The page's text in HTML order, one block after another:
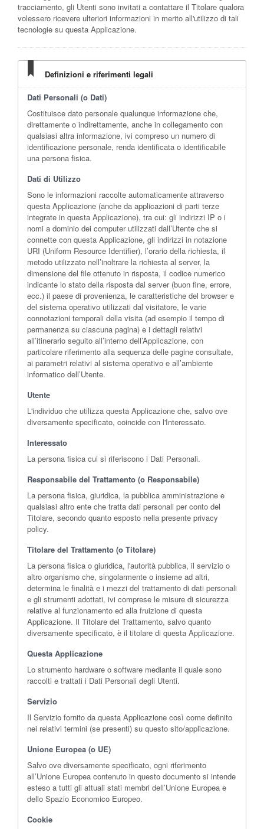
tracciamento, gli Utenti sono invitati a contattare il Titolare qualora
volessero ricevere ulteriori informazioni in merito all'utilizzo di tali
tecnologie su questa Applicazione.
Definizioni e riferimenti legali
Dati Personali (o Dati)
Costituisce dato personale qualunque informazione che,
direttamente o indirettamente, anche in collegamento con
qualsiasi altra informazione, ivi compreso un numero di
identificazione personale, renda identificata o identificabile
una persona fisica.
Dati di Utilizzo
Sono le informazioni raccolte automaticamente attraverso
questa Applicazione (anche da applicazioni di parti terze
integrate in questa Applicazione), tra cui: gli indirizzi IP o i
nomi a dominio dei computer utilizzati dall’Utente che si
connette con questa Applicazione, gli indirizzi in notazione
URI (Uniform Resource Identifier), l’orario della richiesta, il
metodo utilizzato nell’inoltrare la richiesta al server, la
dimensione del file ottenuto in risposta, il codice numerico
indicante lo stato della risposta dal server (buon fine, errore,
ecc.) il paese di provenienza, le caratteristiche del browser e
del sistema operativo utilizzati dal visitatore, le varie
connotazioni temporali della visita (ad esempio il tempo di
permanenza su ciascuna pagina) e i dettagli relativi
all’itinerario seguito all’interno dell’Applicazione, con
particolare riferimento alla sequenza delle pagine consultate,
ai parametri relativi al sistema operativo e all’ambiente
informatico dell’Utente.
Utente
L'individuo che utilizza questa Applicazione che, salvo ove
diversamente specificato, coincide con l'Interessato.
Interessato
La persona fisica cui si riferiscono i Dati Personali.
Responsabile del Trattamento (o Responsabile)
La persona fisica, giuridica, la pubblica amministrazione e
qualsiasi altro ente che tratta dati personali per conto del
Titolare, secondo quanto esposto nella presente privacy
policy.
Titolare del Trattamento (o Titolare)
La persona fisica o giuridica, l'autorità pubblica, il servizio o
altro organismo che, singolarmente o insieme ad altri,
determina le finalità e i mezzi del trattamento di dati personali
e gli strumenti adottati, ivi comprese le misure di sicurezza
relative al funzionamento ed alla fruizione di questa
Applicazione. Il Titolare del Trattamento, salvo quanto
diversamente specificato, è il titolare di questa Applicazione.
Questa Applicazione
Lo strumento hardware o software mediante il quale sono
raccolti e trattati i Dati Personali degli Utenti.
Servizio
Il Servizio fornito da questa Applicazione così come definito
nei relativi termini (se presenti) su questo sito/applicazione.
Unione Europea (o UE)
Salvo ove diversamente specificato, ogni riferimento
all’Unione Europea contenuto in questo documento si intende
esteso a tutti gli attuali stati membri dell’Unione Europea e
dello Spazio Economico Europeo.
Cookie